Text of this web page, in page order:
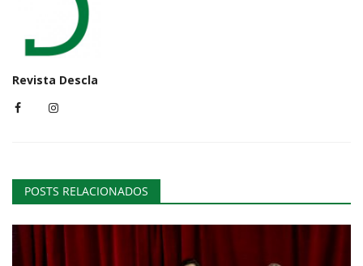
Revista Descla
POSTS RELACIONADOS